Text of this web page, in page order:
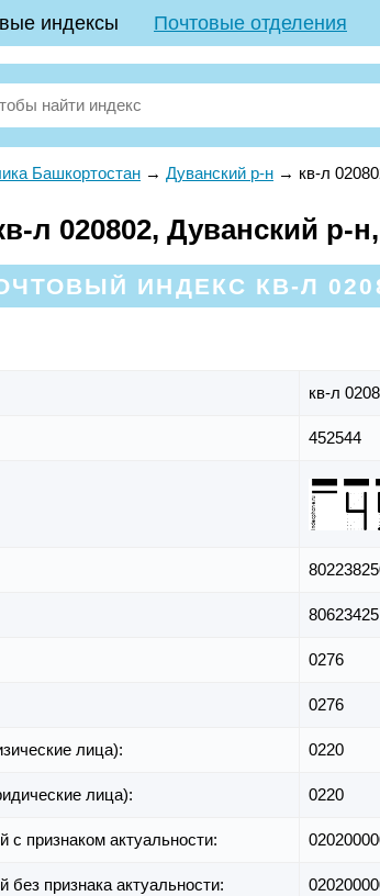
индексы Почтовые отделения
Башкортостан → Дуванский р-н → кв-л
л 020802, Дуванский р-
ИНДЕКС КВ-Л
кв-л
452544
80623425
0276
0276
лица): 0220
лица): 0220
с признаком актуальности:
без признака актуальности: